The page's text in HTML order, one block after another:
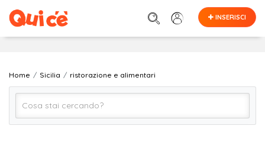
INSERISCI
Home Sicilia ristorazione e alimentari